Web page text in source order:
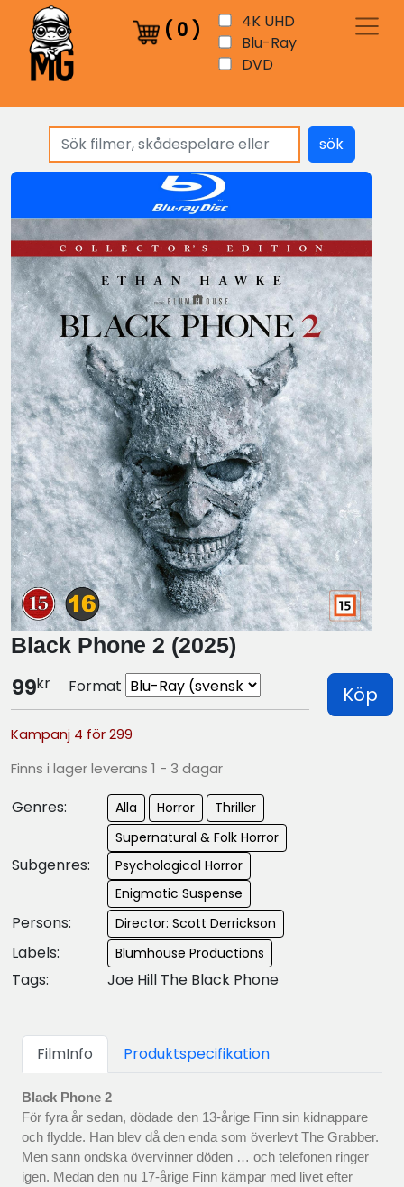
( 0 )
4K UHD
Blu-Ray
DVD
sök
Black Phone 2 (2025)
99kr Format Köp
Kampanj 4 för 299
Finns i lager leverans 1 - 3 dagar
Genres: Alla Horror Thriller
Subgenres:
Supernatural & Folk Horror
Psychological Horror
Enigmatic Suspense
Persons: Director: Scott Derrickson
Labels: Blumhouse Productions
Tags: Joe Hill The Black Phone
FilmInfo Produktspecifikation
Black Phone 2
För fyra år sedan, dödade den 13-årige Finn sin kidnappare
och flydde. Han blev då den enda som överlevt The Grabber.
Men sann ondska övervinner döden … och telefonen ringer
igen. Medan den nu 17-årige Finn kämpar med livet efter